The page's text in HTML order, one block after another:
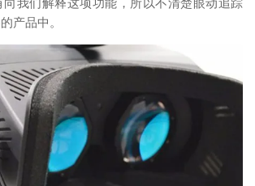
我们解释这项功能，所以不清楚眼动追踪
产品中。